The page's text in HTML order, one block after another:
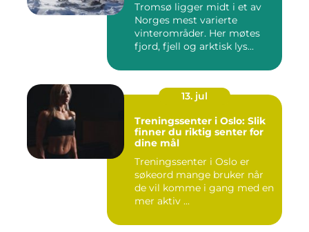
Tromsø ligger midt i et av
Norges mest varierte
vinterområder. Her møtes
fjord, fjell og arktisk lys...
13. jul
Treningssenter i Oslo: Slik
finner du riktig senter for
dine mål
Treningssenter i Oslo er
søkeord mange bruker når
de vil komme i gang med en
mer aktiv ...